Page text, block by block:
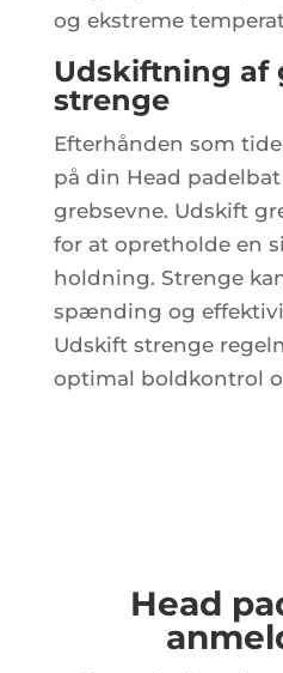
og ekstreme
Udskiftning af
strenge
Efterhånden som
på din Head
grebsevne. Udskift
for at opretholde en
holdning. Strenge
spænding og
Udskift strenge
optimal boldkontrol
Head